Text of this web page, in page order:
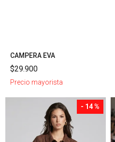
CAMPERA EVA
$29.900
Precio mayorista
- 14 %